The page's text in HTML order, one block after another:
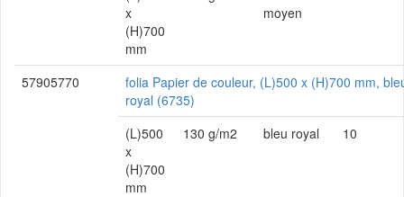
x
(H)700
mm
moyen
57905770
folia Papier de couleur, (L)500 x (H)700 mm,
royal (6735)
(L)500
x
(H)700
mm
130 g/m2 bleu royal 10